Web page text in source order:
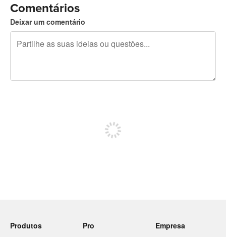
Comentários
Deixar um comentário
Produtos
Pro
Empresa